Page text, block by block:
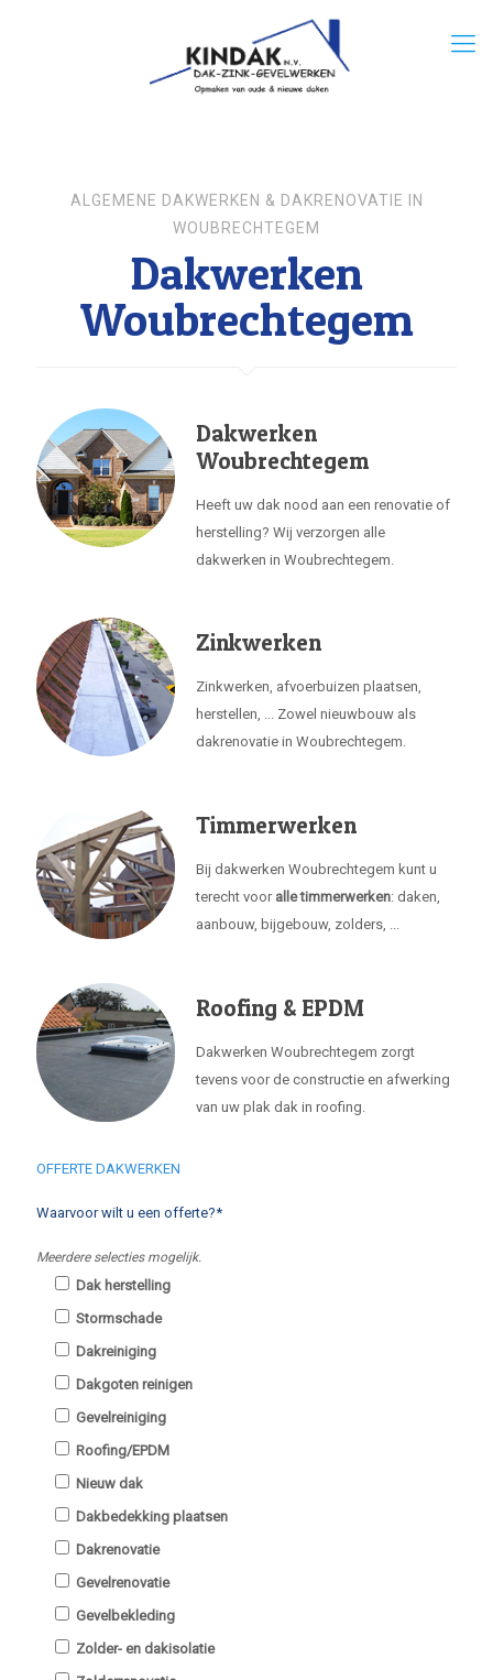
ALGEMENE DAKWERKEN & DAKRENOVATIE IN
WOUBRECHTEGEM
Dakwerken
Woubrechtegem
Dakwerken
Woubrechtegem
Heeft uw dak nood aan een renovatie of
herstelling? Wij verzorgen alle
dakwerken in Woubrechtegem.
Zinkwerken
Zinkwerken, afvoerbuizen plaatsen,
herstellen, ... Zowel nieuwbouw als
dakrenovatie in Woubrechtegem.
Timmerwerken
Bij dakwerken Woubrechtegem kunt u
terecht voor alle timmerwerken: daken,
aanbouw, bijgebouw, zolders, ...
Roofing & EPDM
Dakwerken Woubrechtegem zorgt
tevens voor de constructie en afwerking
van uw plak dak in roofing.
OFFERTE DAKWERKEN
Waarvoor wilt u een offerte?*
Meerdere selecties mogelijk.
Dak herstelling
Stormschade
Dakreiniging
Dakgoten reinigen
Gevelreiniging
Roofing/EPDM
Nieuw dak
Dakbedekking plaatsen
Dakrenovatie
Gevelrenovatie
Gevelbekleding
Zolder- en dakisolatie